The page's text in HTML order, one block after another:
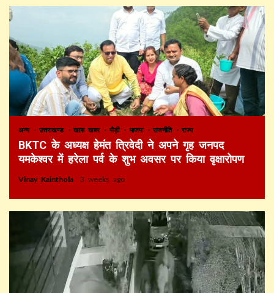
अन्य उत्तराखण्ड खास खबर पौड़ी भाजपा राजनीति राज्य
BKTC के अध्यक्ष हेमंत त्रिवेदी ने अपने गृह जनपद
यमकेश्वर में हरेला पर्व के शुभ अवसर पर किया वृक्षारोपण
Vinay Kainthola 3 weeks ago